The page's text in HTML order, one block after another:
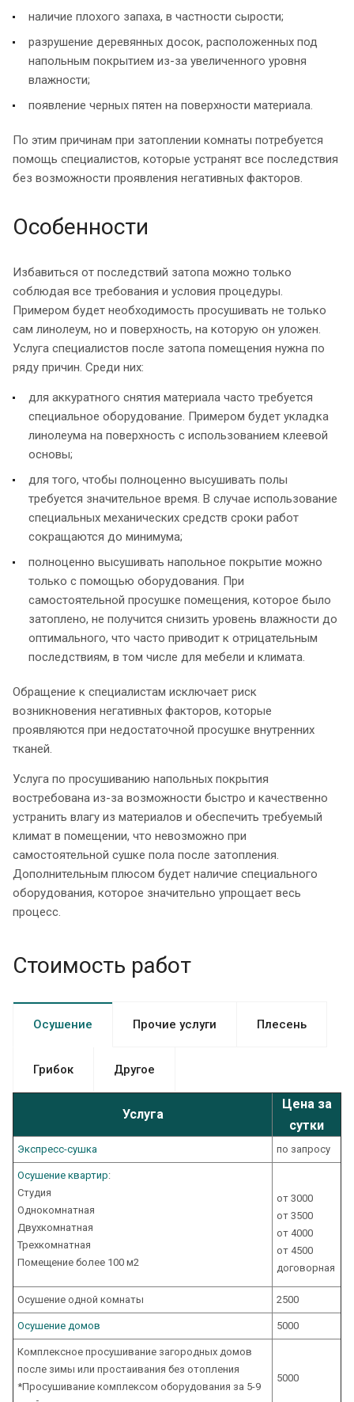
наличие плохого запаха, в частности сырости;
разрушение деревянных досок, расположенных под
напольным покрытием из-за увеличенного уровня
влажности;
появление черных пятен на поверхности материала.
По этим причинам при затоплении комнаты потребуется
помощь специалистов, которые устранят все последствия
без возможности проявления негативных факторов.
Особенности
Избавиться от последствий затопа можно только
соблюдая все требования и условия процедуры.
Примером будет необходимость просушивать не только
сам линолеум, но и поверхность, на которую он уложен.
Услуга специалистов после затопа помещения нужна по
ряду причин. Среди них:
для аккуратного снятия материала часто требуется
специальное оборудование. Примером будет укладка
линолеума на поверхность с использованием клеевой
основы;
для того, чтобы полноценно высушивать полы
требуется значительное время. В случае использование
специальных механических средств сроки работ
сокращаются до минимума;
полноценно высушивать напольное покрытие можно
только с помощью оборудования. При
самостоятельной просушке помещения, которое было
затоплено, не получится снизить уровень влажности до
оптимального, что часто приводит к отрицательным
последствиям, в том числе для мебели и климата.
Обращение к специалистам исключает риск
возникновения негативных факторов, которые
проявляются при недостаточной просушке внутренних
тканей.
Услуга по просушиванию напольных покрытия
востребована из-за возможности быстро и качественно
устранить влагу из материалов и обеспечить требуемый
климат в помещении, что невозможно при
самостоятельной сушке пола после затопления.
Дополнительным плюсом будет наличие специального
оборудования, которое значительно упрощает весь
процесс.
Стоимость работ
Осушение Прочие услуги Плесень
Грибок Другое
Услуга
Цена за
сутки
Экспресс-cушка по запросу
Осушение квартир:
Студия
Однокомнатная
Двухкомнатная
Трехкомнатная
Помещение более 100 м2
от 3000
от 3500
от 4000
от 4500
договорная
Осушение одной комнаты 2500
Осушение домов 5000
Комплексное просушивание загородных домов
после зимы или простаивания без отопления
*Просушивание комплексом оборудования за 5-9
5000